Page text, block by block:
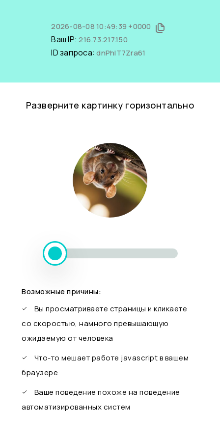
2026-08-08 10:49:39 +0000
Ваш IP:216.73.217.150
ID запроса:dnPhlT7Zra61
Разверните картинку горизонтально
Возможные причины:
Вы просматриваете страницы и кликаете
со скоростью, намного превышающую
ожидаемую от человека
Что-то мешает работе javascript в вашем
браузере
Ваше поведение похоже на поведение
автоматизированных систем